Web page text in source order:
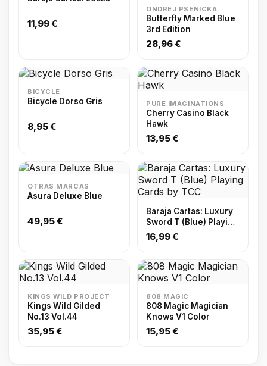
11,99 €
ONDREJ PSENICKA
Butterfly Marked Blue
3rd Edition
28,96 €
BICYCLE
Bicycle Dorso Gris
8,95 €
PURE IMAGINATIONS
Cherry Casino Black
Hawk
13,95 €
OTRAS MARCAS
Asura Deluxe Blue
49,95 €
Baraja Cartas: Luxury
Sword T (Blue) Playing
Cards by TCC
16,99 €
KINGS WILD PROJECT
Kings Wild Gilded
No.13 Vol.44
35,95 €
808 MAGIC
808 Magic Magician
Knows V1 Color
15,95 €